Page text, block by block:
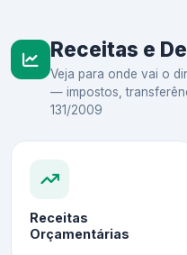
Receitas e
Veja para onde vai o
— impostos,
131/2009
Receitas
Orçamentárias